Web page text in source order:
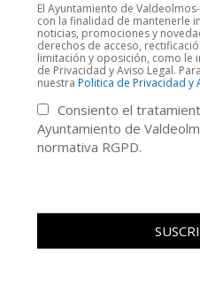
El Ayuntamiento de
con la finalidad de mantenerle
noticias, promociones y
derechos de acceso,
limitación y oposición, como le
de Privacidad y Aviso Legal.
nuestra Politica de Privacidad y
Consiento el
Ayuntamiento de
normativa RGPD.